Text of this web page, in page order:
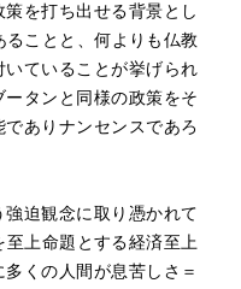
を打ち出せる背景とし
ことと、何よりも仏教
ていることが挙げられ
タンと同様の政策をそ
ありナンセンスであろ
迫観念に取り憑かれて
至上命題とする経済至上
くの人間が息苦しさ＝